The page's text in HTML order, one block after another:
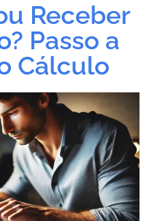
Receber
Passo a
Cálculo